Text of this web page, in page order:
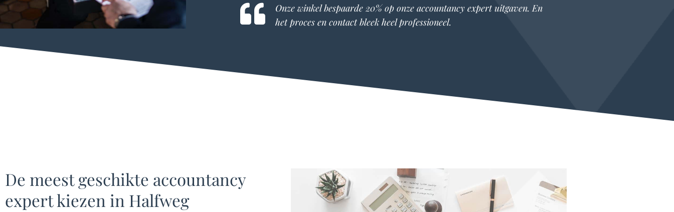
Onze winkel bespaarde 20% op onze accountancy expertuitgaven. En
het proces en contact bleek heel professioneel.
De meest geschikte accountancy
expert kiezen in Halfweg